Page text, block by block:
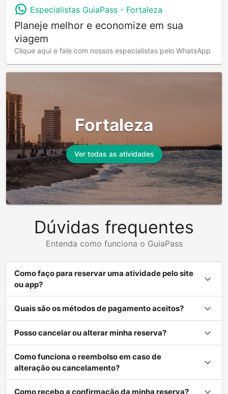
Especialistas GuiaPass - Fortaleza
Planeje melhor e economize em sua
viagem
Clique aqui e fale com nossos especialistas pelo WhatsApp
Fortaleza
Ver todas as atividades
Dúvidas frequentes
Entenda como funciona o GuiaPass
Como faço para reservar uma atividade pelo site
ou app?
Quais são os métodos de pagamento aceitos?
Posso cancelar ou alterar minha reserva?
Como funciona o reembolso em caso de
alteração ou cancelamento?
Como recebo a confirmação da minha reserva?